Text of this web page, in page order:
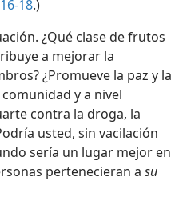
18.)
¿Qué clase de frutos
a mejorar la
¿Promueve la paz y la
y a nivel
contra la droga, la
usted, sin vacilación
sería un lugar mejor en
pertenecieran a su